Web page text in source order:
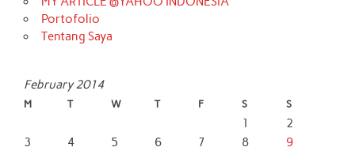
Portofolio
Tentang Saya
February 2014
M T W T F S S
1
2
3
4 5 6 7 8
9